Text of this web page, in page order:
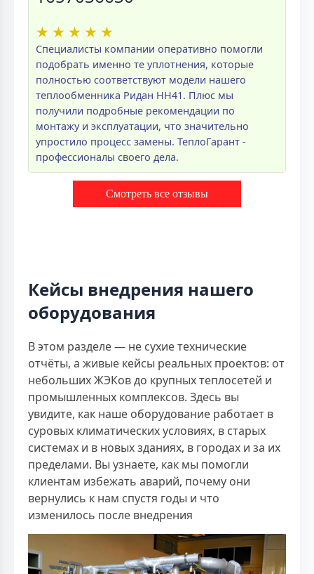
★ ★ ★ ★ ★
Специалисты компании оперативно помогли
подобрать именно те уплотнения, которые
полностью соответствуют модели нашего
теплообменника Ридан НН41. Плюс мы
получили подробные рекомендации по
монтажу и эксплуатации, что значительно
упростило процесс замены. ТеплоГарант -
профессионалы своего дела.
Смотреть все отзывы
Кейсы внедрения нашего
оборудования
В этом разделе — не сухие технические
отчёты, а живые кейсы реальных проектов: от
небольших ЖЭКов до крупных теплосетей и
промышленных комплексов. Здесь вы
увидите, как наше оборудование работает в
суровых климатических условиях, в старых
системах и в новых зданиях, в городах и за их
пределами. Вы узнаете, как мы помогли
клиентам избежать аварий, почему они
вернулись к нам спустя годы и что
изменилось после внедрения